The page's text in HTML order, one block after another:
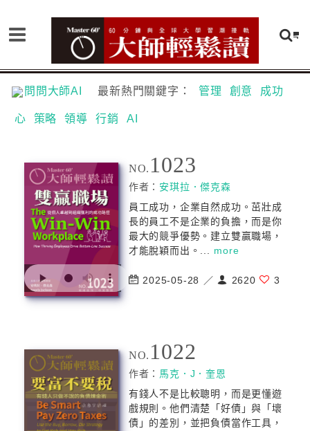
問問大師AI 最新熱門關鍵字： 管理 創意 成功
心 策略 領導 行銷 AI
NO. 1023
作者： 安琪拉．傑克森
員工成功，企業自然成功。茁壯成
長的員工不是企業的負擔，而是你
最大的競爭優勢。建立雙贏職場，
才能脫穎而出。... more
2025-05-28 ／ 2620 3
NO. 1022
作者： 馬克．J．奎恩
有錢人不是比較聰明，而是更懂遊
戲規則。他們清楚「好債」與「壞
債」的差別，並把負債當作工具，